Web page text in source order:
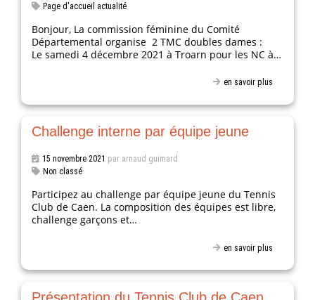
Page d'accueil actualité
Bonjour, La commission féminine du Comité
Départemental organise 2 TMC doubles dames :
Le samedi 4 décembre 2021 à Troarn pour les NC à…
en savoir plus
Challenge interne par équipe jeune
15 novembre 2021 par arnaud guimard
Non classé
Participez au challenge par équipe jeune du Tennis
Club de Caen. La composition des équipes est libre,
challenge garçons et…
en savoir plus